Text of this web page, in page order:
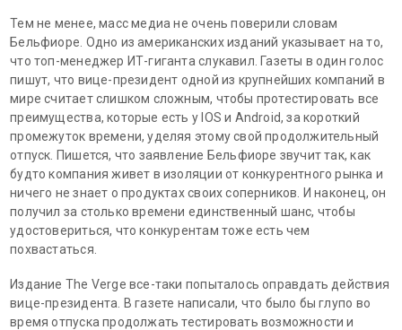
Тем не менее, масс медиа не очень поверили словам
Бельфиоре. Одно из американских изданий указывает на то,
что топ-менеджер ИТ-гиганта слукавил. Газеты в один голос
пишут, что вице-президент одной из крупнейших компаний в
мире считает слишком сложным, чтобы протестировать все
преимущества, которые есть у IOS и Android, за короткий
промежуток времени, уделяя этому свой продолжительный
отпуск. Пишется, что заявление Бельфиоре звучит так, как
будто компания живет в изоляции от конкурентного рынка и
ничего не знает о продуктах своих соперников. И наконец, он
получил за столько времени единственный шанс, чтобы
удостовериться, что конкурентам тоже есть чем
похвастаться.
Издание The Verge все-таки попыталось оправдать действия
вице-президента. В газете написали, что было бы глупо во
время отпуска продолжать тестировать возможности и